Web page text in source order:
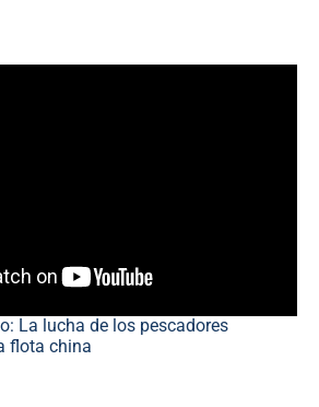
La lucha de los pescadores
flota china